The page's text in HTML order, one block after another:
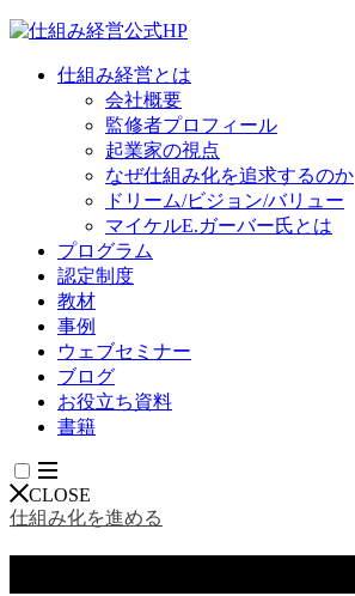
仕組み経営とは
会社概要
監修者プロフィール
起業家の視点
なぜ仕組み化を追求するのか
ドリーム/ビジョン/バリュー
マイケルE.ガーバー氏とは
プログラム
認定制度
教材
事例
ウェブセミナー
ブログ
お役立ち資料
書籍
CLOSE
仕組み化を進める